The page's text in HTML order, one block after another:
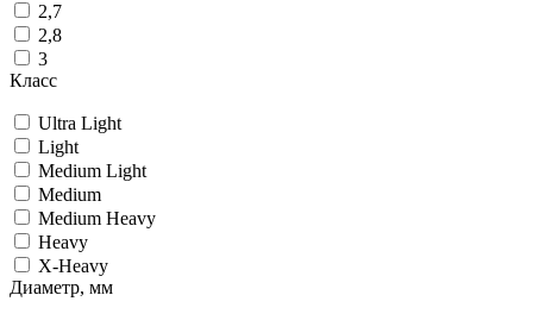
2,7
2,8
3
Класс
Ultra Light
Light
Medium Light
Medium
Medium Heavy
Heavy
Х-Heavy
Диаметр, мм